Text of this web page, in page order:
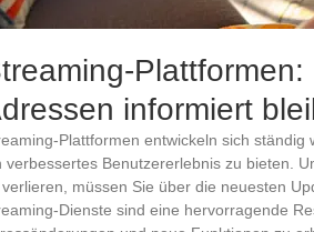
informiert
Plattformen entwickeln sich
verbessertes Benutzererlebnis zu bieten.
müssen Sie über die neuesten
Dienste sind eine hervorragende